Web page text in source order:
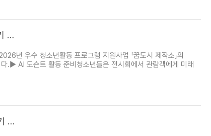
…
년 우수 청소년활동 프로그램 지원사업 「꿈도시 제작소」의
.▶ AI 도슨트 활동 준비청소년들은 전시회에서 관람객에게 미래
…